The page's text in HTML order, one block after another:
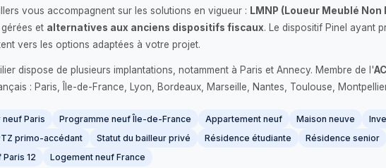
vous accompagnent sur les solutions en vigueur : LMNP (Loueur Meublé
et alternatives aux anciens dispositifs fiscaux. Le dispositif Pinel ayant
vers les options adaptées à votre projet.
dispose de plusieurs implantations, notamment à Paris et Annecy. Membre de l'
: Paris, Île-de-France, Lyon, Bordeaux, Marseille, Nantes, Toulouse,
Paris Programme neuf Île-de-France Appartement neuf Maison neuve
primo-accédant Statut du bailleur privé Résidence étudiante Résidence senior
12
Logement neuf France